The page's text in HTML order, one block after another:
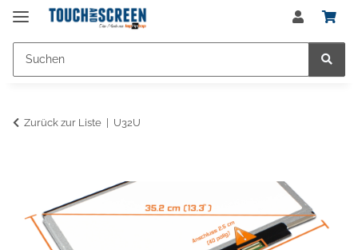
Zurück zur Liste U32U